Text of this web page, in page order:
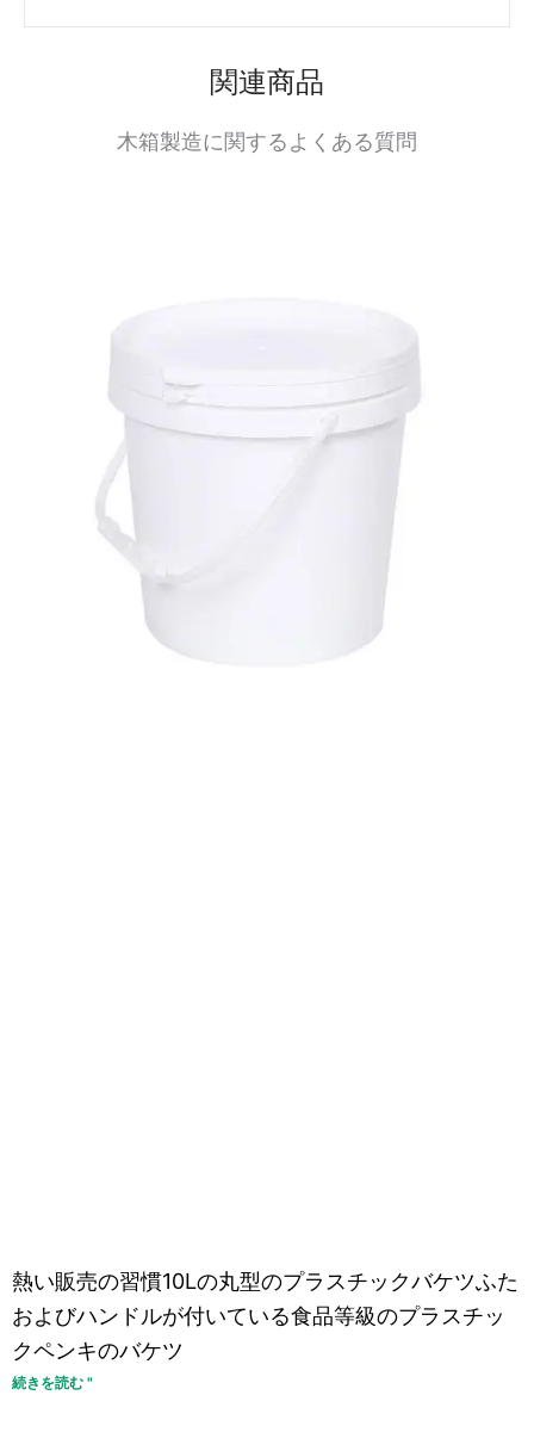
関連商品
木箱製造に関するよくある質問
熱い販売の習慣10Lの丸型のプラスチックバケツふた
およびハンドルが付いている食品等級のプラスチッ
クペンキのバケツ
続きを読む "